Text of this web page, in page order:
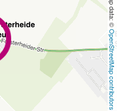
, Map data: ©
OpenStreetMap contributors